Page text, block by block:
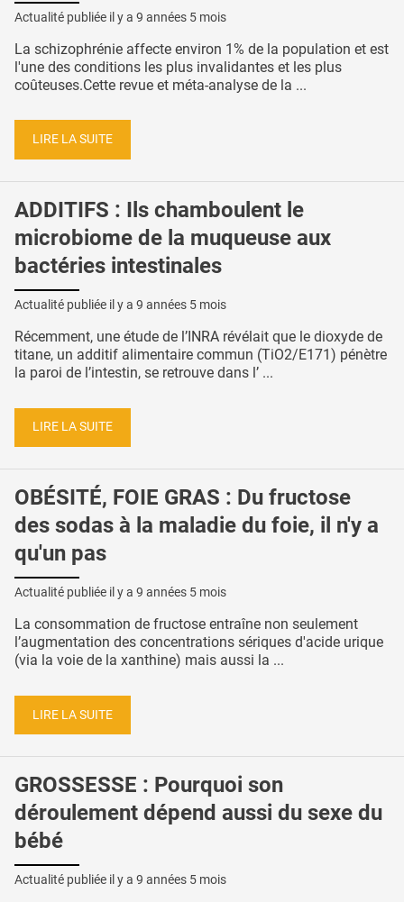
Actualité publiée il y a 9 années 5 mois
La schizophrénie affecte environ 1% de la population et est
l'une des conditions les plus invalidantes et les plus
coûteuses.Cette revue et méta-analyse de la ...
LIRE LA SUITE
ADDITIFS : Ils chamboulent le
microbiome de la muqueuse aux
bactéries intestinales
Actualité publiée il y a 9 années 5 mois
Récemment, une étude de l’INRA révélait que le dioxyde de
titane, un additif alimentaire commun (TiO2/E171) pénètre
la paroi de l’intestin, se retrouve dans l’ ...
LIRE LA SUITE
OBÉSITÉ, FOIE GRAS : Du fructose
des sodas à la maladie du foie, il n'y a
qu'un pas
Actualité publiée il y a 9 années 5 mois
La consommation de fructose entraîne non seulement
l’augmentation des concentrations sériques d'acide urique
(via la voie de la xanthine) mais aussi la ...
LIRE LA SUITE
GROSSESSE : Pourquoi son
déroulement dépend aussi du sexe du
bébé
Actualité publiée il y a 9 années 5 mois